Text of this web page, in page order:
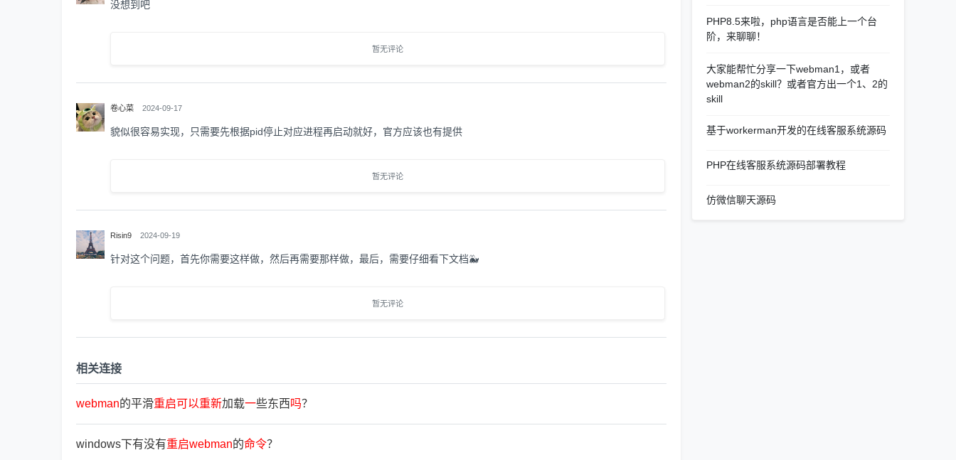
没想到吧
暂无评论
卷心菜 2024-09-17
貌似很容易实现，只需要先根据pid停止对应进程再启动就好，官方应该也有提供
暂无评论
Risin9 2024-09-19
针对这个问题，首先你需要这样做，然后再需要那样做，最后，需要仔细看下文档🐳
暂无评论
相关连接
webman的平滑重启可以重新加载一些东西吗？
windows下有没有重启webman的命令？
PHP8.5来啦，php语言是否能上一个台
阶，来聊聊！
大家能帮忙分享一下webman1，或者
webman2的skill？或者官方出一个1、2的
skill
基于workerman开发的在线客服系统源码
PHP在线客服系统源码部署教程
仿微信聊天源码